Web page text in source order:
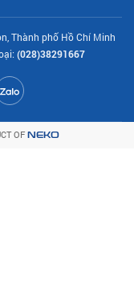
Thành phố Hồ Chí Minh
(028)38291667
OF NEKO